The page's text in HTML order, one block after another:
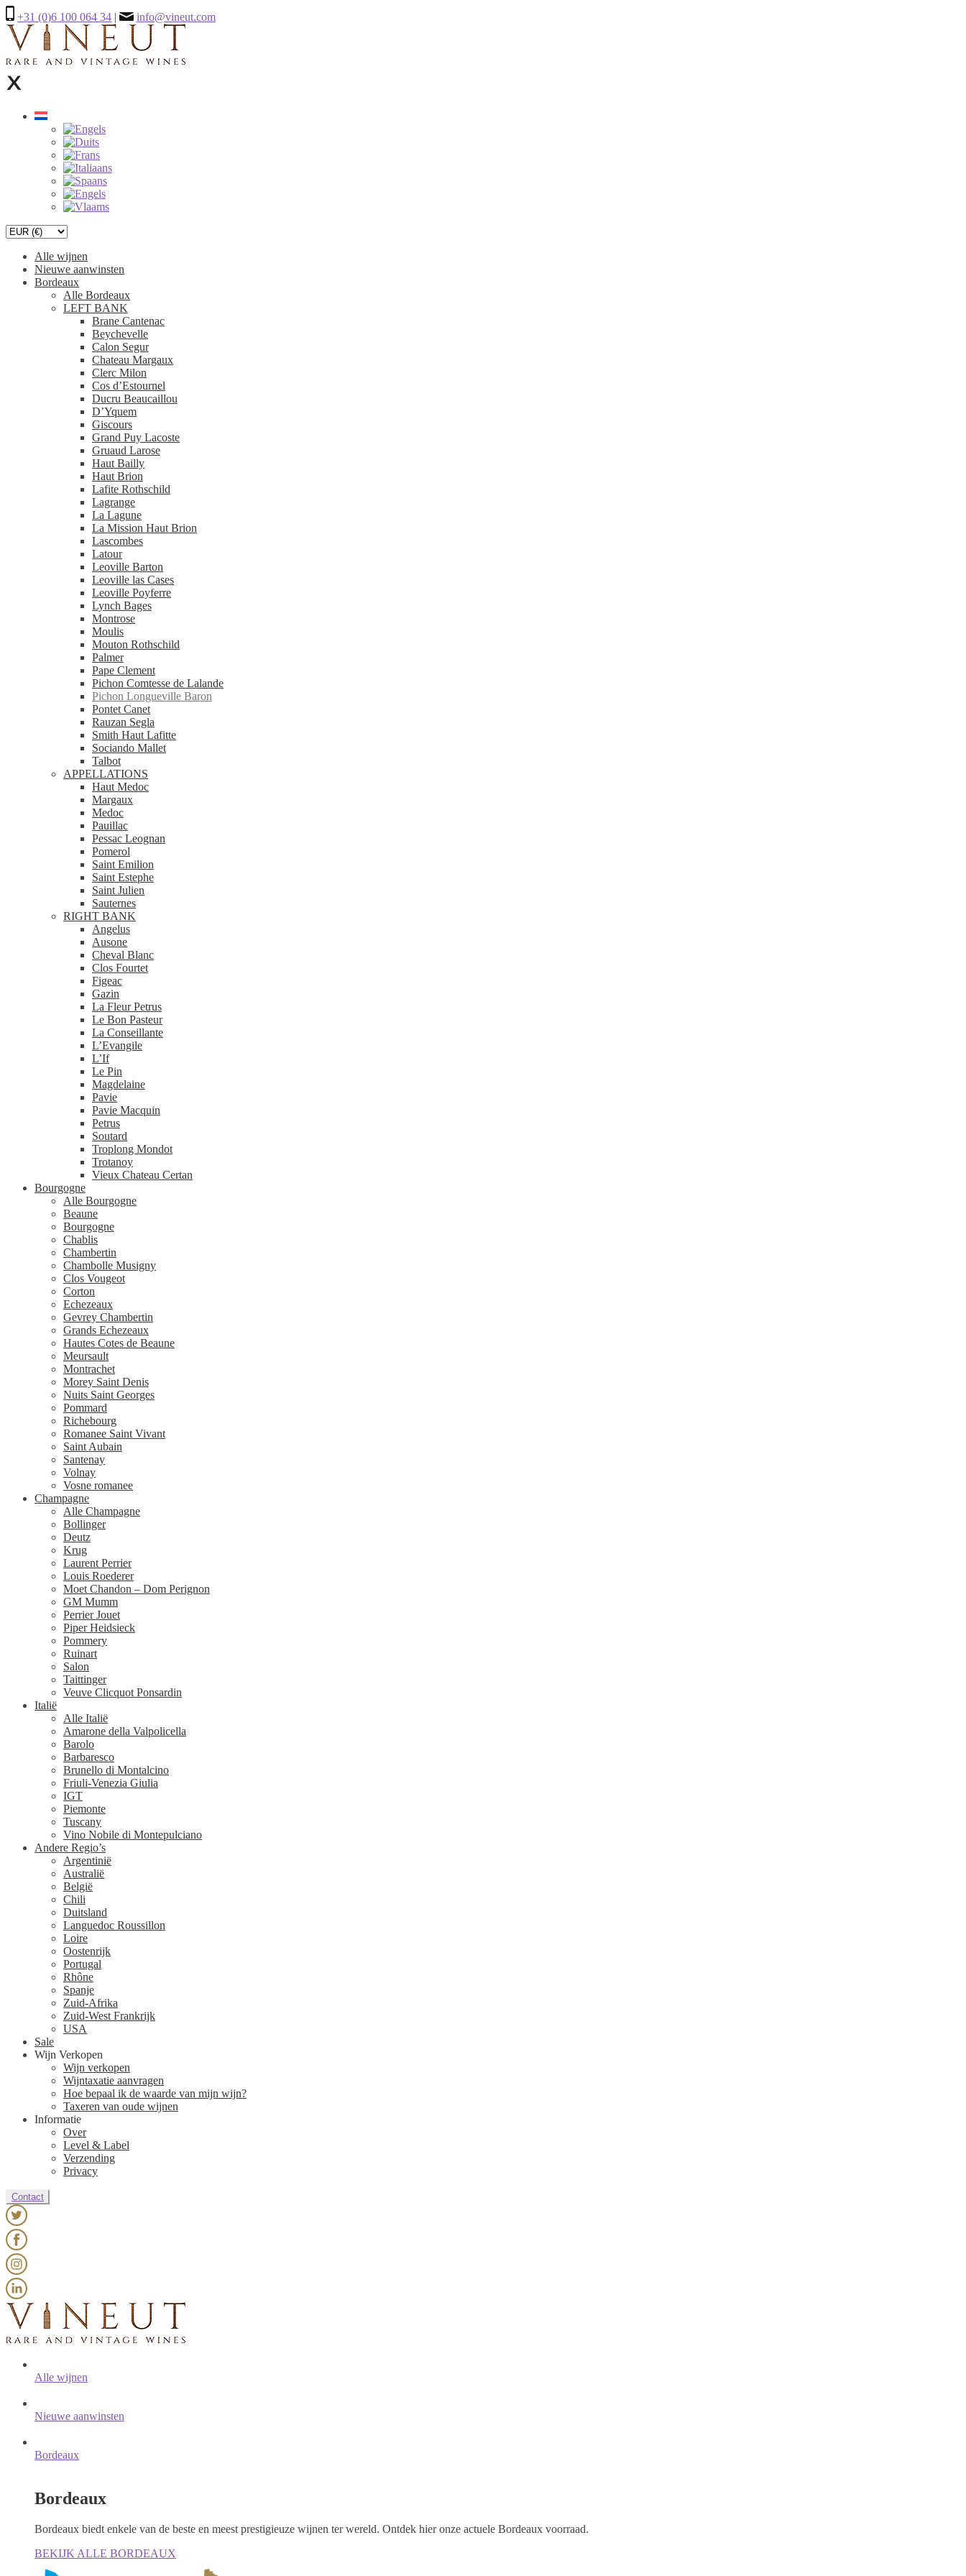
+31 (0)6 100 064 34 | info@vineut.com
Alle wijnen
Nieuwe aanwinsten
Bordeaux
Alle Bordeaux
LEFT BANK
Brane Cantenac
Beychevelle
Calon Segur
Chateau Margaux
Clerc Milon
Cos d’Estournel
Ducru Beaucaillou
D’Yquem
Giscours
Grand Puy Lacoste
Gruaud Larose
Haut Bailly
Haut Brion
Lafite Rothschild
Lagrange
La Lagune
La Mission Haut Brion
Lascombes
Latour
Leoville Barton
Leoville las Cases
Leoville Poyferre
Lynch Bages
Montrose
Moulis
Mouton Rothschild
Palmer
Pape Clement
Pichon Comtesse de Lalande
Pichon Longueville Baron
Pontet Canet
Rauzan Segla
Smith Haut Lafitte
Sociando Mallet
Talbot
APPELLATIONS
Haut Medoc
Margaux
Medoc
Pauillac
Pessac Leognan
Pomerol
Saint Emilion
Saint Estephe
Saint Julien
Sauternes
RIGHT BANK
Angelus
Ausone
Cheval Blanc
Clos Fourtet
Figeac
Gazin
La Fleur Petrus
Le Bon Pasteur
La Conseillante
L’Evangile
L’If
Le Pin
Magdelaine
Pavie
Pavie Macquin
Petrus
Soutard
Troplong Mondot
Trotanoy
Vieux Chateau Certan
Bourgogne
Alle Bourgogne
Beaune
Bourgogne
Chablis
Chambertin
Chambolle Musigny
Clos Vougeot
Corton
Echezeaux
Gevrey Chambertin
Grands Echezeaux
Hautes Cotes de Beaune
Meursault
Montrachet
Morey Saint Denis
Nuits Saint Georges
Pommard
Richebourg
Romanee Saint Vivant
Saint Aubain
Santenay
Volnay
Vosne romanee
Champagne
Alle Champagne
Bollinger
Deutz
Krug
Laurent Perrier
Louis Roederer
Moet Chandon – Dom Perignon
GM Mumm
Perrier Jouet
Piper Heidsieck
Pommery
Ruinart
Salon
Taittinger
Veuve Clicquot Ponsardin
Italië
Alle Italië
Amarone della Valpolicella
Barolo
Barbaresco
Brunello di Montalcino
Friuli-Venezia Giulia
IGT
Piemonte
Tuscany
Vino Nobile di Montepulciano
Andere Regio’s
Argentinië
Australië
België
Chili
Duitsland
Languedoc Roussillon
Loire
Oostenrijk
Portugal
Rhône
Spanje
Zuid-Afrika
Zuid-West Frankrijk
USA
Sale
Wijn Verkopen
Wijn verkopen
Wijntaxatie aanvragen
Hoe bepaal ik de waarde van mijn wijn?
Taxeren van oude wijnen
Informatie
Over
Level & Label
Verzending
Privacy
Contact
Alle wijnen
Nieuwe aanwinsten
Bordeaux
Bordeaux
Bordeaux biedt enkele van de beste en meest prestigieuze wijnen ter wereld. Ontdek hier onze actuele Bordeaux voorraad.
BEKIJK ALLE BORDEAUX